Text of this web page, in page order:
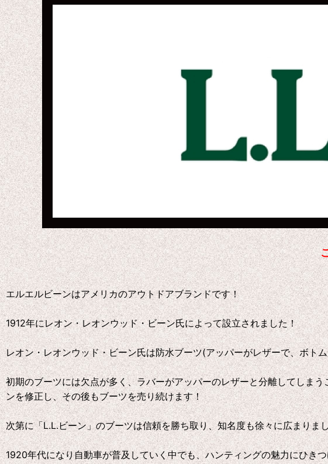
エルエルビーンはアメリカのアウトドアブランドです！
1912年にレオン・レオンウッド・ビーン氏によって設立されました！
レオン・レオンウッド・ビーン氏は防水ブーツ(アッパーがレザーで、ボト
初期のブーツには欠点が多く、ラバーがアッパーのレザーと分離してしま
ンを修正し、その後もブーツを売り続けます！
次第に「L.L.ビーン」のブーツは信頼を勝ち取り、知名度も徐々に広まりま
1920年代になり自動車が普及していく中でも、ハンティングの魅力にひき